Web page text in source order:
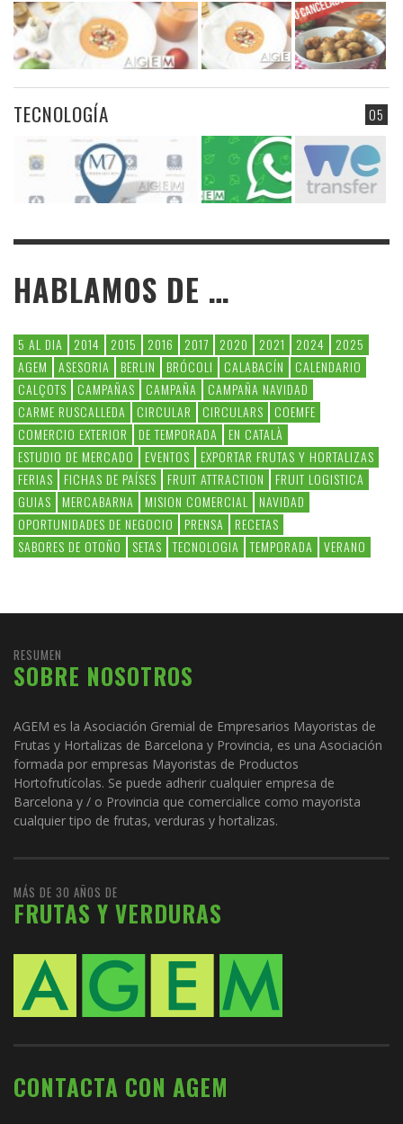
05
TECNOLOGÍA
HABLAMOS DE …
5 AL DIA 2014 2015 2016 2017 2020 2021 2024
2025
AGEM
ASESORIA BERLIN BRÓCOLI CALABACÍN
CALENDARIO
CALÇOTS
CAMPAÑAS CAMPAÑA
CAMPAÑA NAVIDAD
CARME RUSCALLEDA
CIRCULAR CIRCULARS
COEMFE
COMERCIO EXTERIOR
DE TEMPORADA
EN CATALÀ
ESTUDIO DE MERCADO
EVENTOS
EXPORTAR FRUTAS Y HORTALIZAS
FERIAS
FICHAS DE PAÍSES FRUIT ATTRACTION
FRUIT LOGISTICA
GUIAS
MERCABARNA MISION COMERCIAL
NAVIDAD
OPORTUNIDADES DE NEGOCIO
PRENSA
RECETAS
SABORES DE OTOÑO
SETAS TECNOLOGIA TEMPORADA VERANO
RESUMEN
SOBRE NOSOTROS
AGEM es la Asociación Gremial de Empresarios Mayoristas de
Frutas y Hortalizas de Barcelona y Provincia, es una Asociación
formada por empresas Mayoristas de Productos
Hortofrutícolas. Se puede adherir cualquier empresa de
Barcelona y / o Provincia que comercialice como mayorista
cualquier tipo de frutas, verduras y hortalizas.
MÁS DE 30 AÑOS DE
FRUTAS Y VERDURAS
CONTACTA CON AGEM